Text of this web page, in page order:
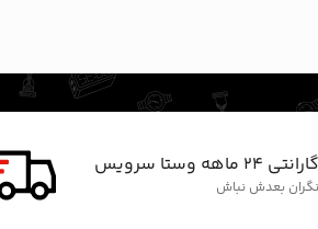
۲۴ ماهه وستا سرویس
بعدش نباش